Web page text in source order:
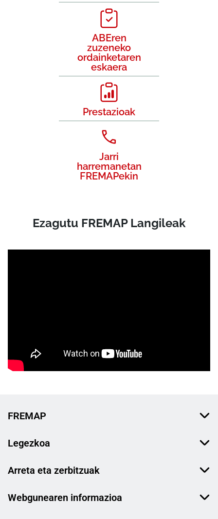
ABEren
zuzeneko
ordainketaren
eskaera
Prestazioak
Jarri
harremanetan
FREMAPekin
Ezagutu FREMAP Langileak
FREMAP
Legezkoa
Arreta eta zerbitzuak
Webgunearen informazioa